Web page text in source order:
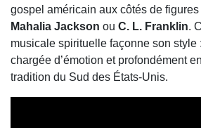
gospel américain aux côtés de
Mahalia Jackson ou C. L. Franklin.
musicale spirituelle façonne son style
chargée d’émotion et profondément
tradition du Sud des États-Unis.